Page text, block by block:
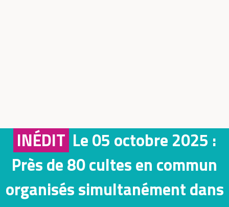
INÉDIT Le 05 octobre 2025 :
Près de 80 cultes en commun
organisés simultanément dans